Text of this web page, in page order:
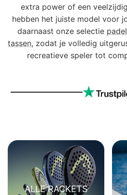
extra power of een
hebben het juiste model voor
daarnaast onze selectie
tassen, zodat je volledig
recreatieve speler tot
ALLE RACKETS